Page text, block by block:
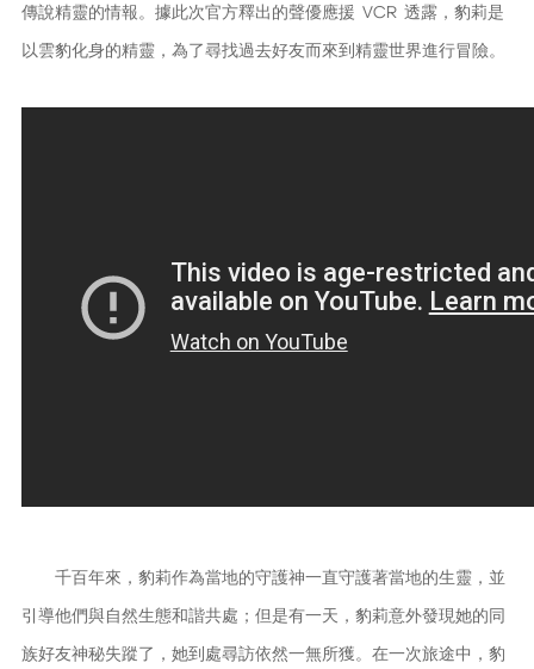
傳說精靈的情報。據此次官方釋出的聲優應援 VCR 透露，豹莉是
以雲豹化身的精靈，為了尋找過去好友而來到精靈世界進行冒險。
千百年來，豹莉作為當地的守護神一直守護著當地的生靈，並
引導他們與自然生態和諧共處；但是有一天，豹莉意外發現她的同
族好友神秘失蹤了，她到處尋訪依然一無所獲。在一次旅途中，豹